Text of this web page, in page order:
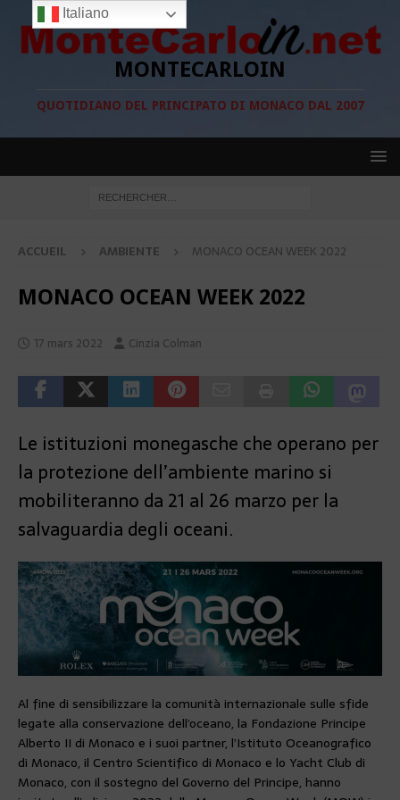
MONTECARLOIN
QUOTIDIANO DEL PRINCIPATO DI MONACO DAL 2007
ACCUEIL AMBIENTE MONACO OCEAN WEEK 2022
MONACO OCEAN WEEK 2022
17 mars 2022 Cinzia Colman
Le istituzioni monegasche che operano per
la protezione dell’ambiente marino si
mobiliteranno da 21 al 26 marzo per la
salvaguardia degli oceani.
Al fine di sensibilizzare la comunità internazionale sulle sfide
legate alla conservazione dell’oceano, la Fondazione Principe
Alberto II di Monaco e i suoi partner, l’Istituto Oceanografico
di Monaco, il Centro Scientifico di Monaco e lo Yacht Club di
Monaco, con il sostegno del Governo del Principe, hanno
Italiano